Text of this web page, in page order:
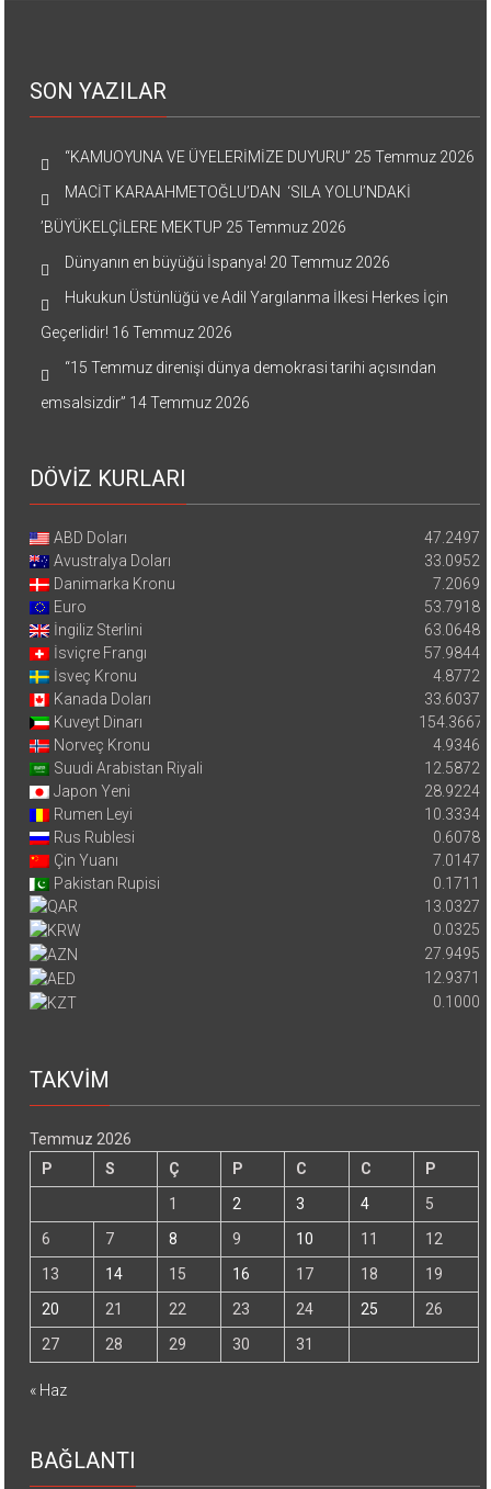
SON YAZILAR
“KAMUOYUNA VE ÜYELERİMİZE DUYURU” 25 Temmuz 2026
MACİT KARAAHMETOĞLU’DAN ‘SILA YOLU’NDAKİ
’BÜYÜKELÇİLERE MEKTUP 25 Temmuz 2026
Dünyanın en büyüğü İspanya! 20 Temmuz 2026
Hukukun Üstünlüğü ve Adil Yargılanma İlkesi Herkes İçin
Geçerlidir! 16 Temmuz 2026
“15 Temmuz direnişi dünya demokrasi tarihi açısından
emsalsizdir” 14 Temmuz 2026
DÖVİZ KURLARI
ABD Doları
47.2497
Avustralya Doları
33.0952
Danimarka Kronu
7.2069
Euro
53.7918
İngiliz Sterlini
63.0648
İsviçre Frangı
57.9844
İsveç Kronu
4.8772
Kanada Doları
33.6037
Kuveyt Dinarı
154.3667
Norveç Kronu
4.9346
Suudi Arabistan Riyali
12.5872
Japon Yeni
28.9224
Rumen Leyi
10.3334
Rus Rublesi
0.6078
Çin Yuanı
7.0147
Pakistan Rupisi
0.1711
13.0327
0.0325
27.9495
12.9371
0.1000
TAKVİM
Temmuz 2026
P
S Ç P C C
P
1
2 3 4
5
6
7 8 9 10 11
12
13
14 15 16 17 18
19
20
21 22 23 24 25
26
27
28 29 30 31
« Haz
BAĞLANTI